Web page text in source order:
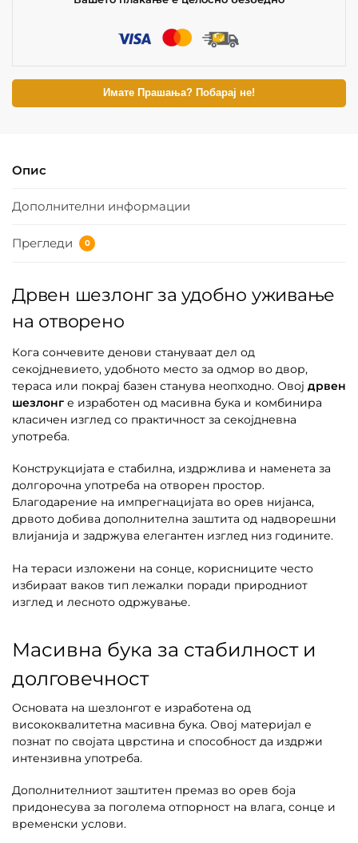
Имате Прашања? Побарај не!
Опис
Дополнителни информации
Прегледи 0
Дрвен шезлонг за удобно уживање
на отворено
Кога сончевите денови стануваат дел од
секојдневието, удобното место за одмор во двор,
тераса или покрај базен станува неопходно. Овој дрвен
шезлонг е изработен од масивна бука и комбинира
класичен изглед со практичност за секојдневна
употреба.
Конструкцијата е стабилна, издржлива и наменета за
долгорочна употреба на отворен простор.
Благодарение на импрегнацијата во орев нијанса,
дрвото добива дополнителна заштита од надворешни
влијанија и задржува елегантен изглед низ годините.
На тераси изложени на сонце, корисниците често
избираат ваков тип лежалки поради природниот
изглед и лесното одржување.
Масивна бука за стабилност и
долговечност
Основата на шезлонгот е изработена од
висококвалитетна масивна бука. Овој материјал е
познат по својата цврстина и способност да издржи
интензивна употреба.
Дополнителниот заштитен премаз во орев боја
придонесува за поголема отпорност на влага, сонце и
временски услови.